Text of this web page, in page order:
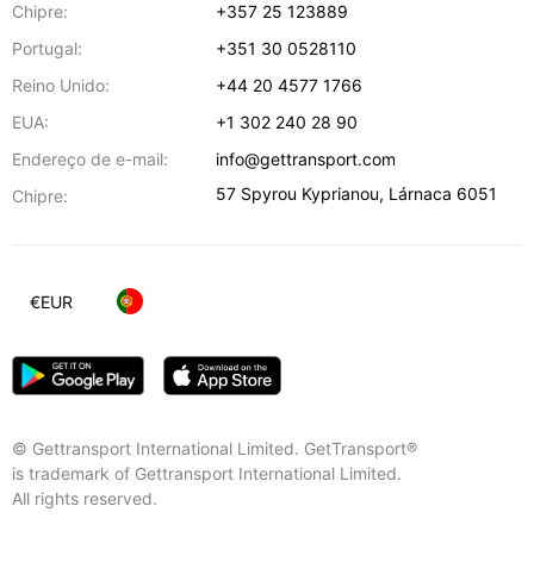
Chipre:
+357 25 123889
Portugal:
+351 30 0528110
Reino Unido:
+44 20 4577 1766
EUA:
+1 302 240 28 90
Endereço de e-mail:
info@gettransport.com
Chipre:
57 Spyrou Kyprianou, Lárnaca 6051
© Gettransport International Limited. GetTransport®
is trademark of Gettransport International Limited.
All rights reserved.
€EUR